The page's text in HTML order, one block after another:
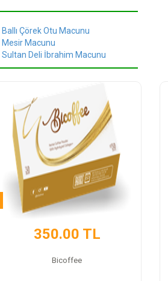
Ballı Çörek Otu Macunu
Mesir Macunu
Sultan Deli İbrahim Macunu
350.00 TL
Bicoffee